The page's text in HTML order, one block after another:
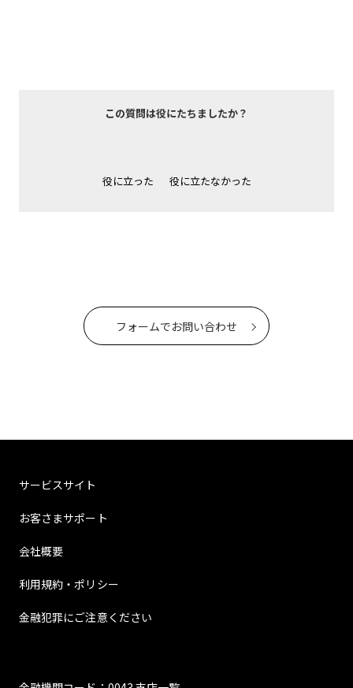
この質問は役にたちましたか？
役に立った 役に立たなかった
フォームでお問い合わせ
サービスサイト
お客さまサポート
会社概要
利用規約・ポリシー
金融犯罪にご注意ください